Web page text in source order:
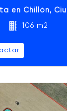
en Chillón,
106 m2